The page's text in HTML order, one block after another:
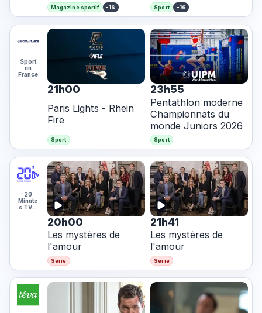
Magazine sportif -16 Sport -16
Sport
en
France
21h00
Paris Lights - Rhein
Fire
Sport
23h55
Pentathlon moderne
Championnats du
monde Juniors 2026
Sport
20
Minute
s TV…
20h00
Les mystères de
l'amour
Série
21h41
Les mystères de
l'amour
Série